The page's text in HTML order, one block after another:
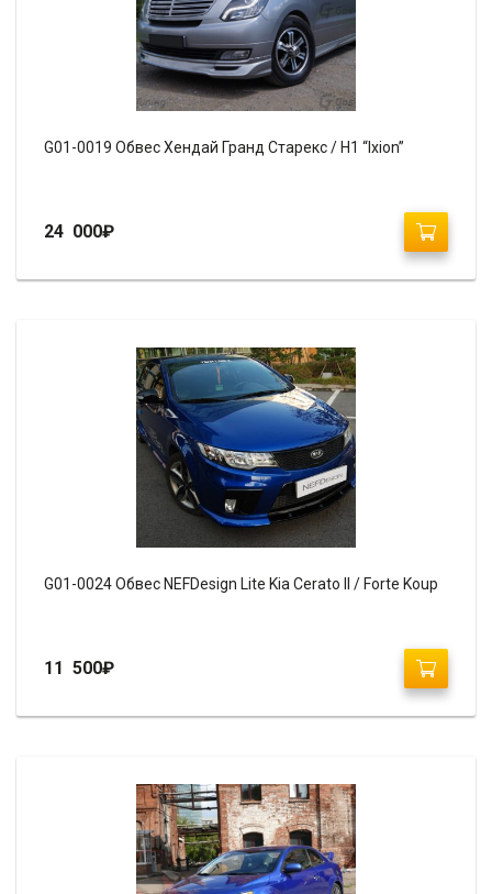
G01-0019 Обвес Хендай Гранд Старекс / H1 “Ixion”
24 000₽
G01-0024 Обвес NEFDesign Lite Kia Cerato II / Forte Koup
11 500₽